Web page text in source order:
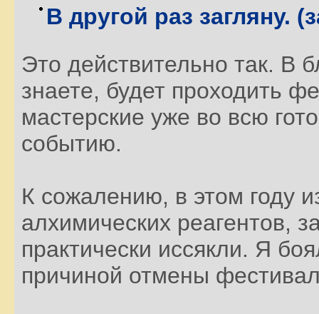
В другой раз загляну.
Это действительно так. В
знаете, будет проходить
мастерские уже во всю
событию.
К сожалению, в этом году
алхимических реагентов,
практически иссякли. Я
причиной отмены